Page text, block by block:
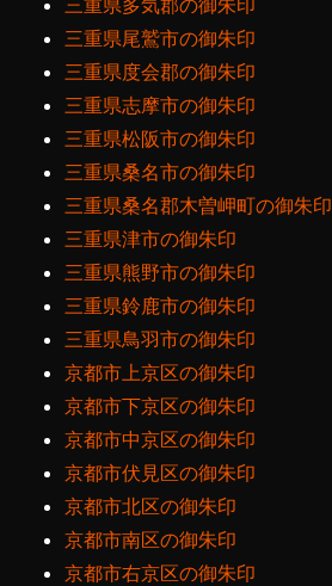
三重県多気郡の御朱印
三重県尾鷲市の御朱印
三重県度会郡の御朱印
三重県志摩市の御朱印
三重県松阪市の御朱印
三重県桑名市の御朱印
三重県桑名郡木曽岬町の御朱印
三重県津市の御朱印
三重県熊野市の御朱印
三重県鈴鹿市の御朱印
三重県鳥羽市の御朱印
京都市上京区の御朱印
京都市下京区の御朱印
京都市中京区の御朱印
京都市伏見区の御朱印
京都市北区の御朱印
京都市南区の御朱印
京都市右京区の御朱印